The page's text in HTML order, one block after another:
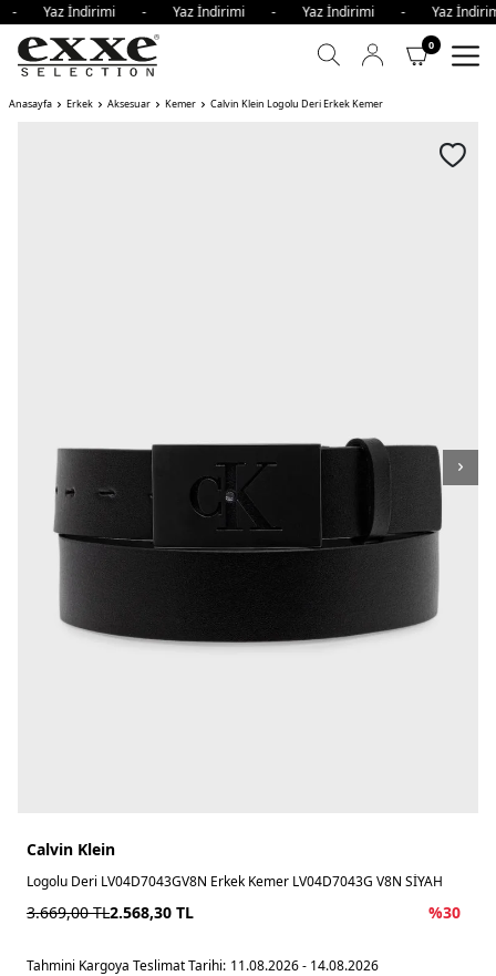
- Yaz İndirimi - Yaz İndirimi - Yaz İndirimi - Yaz
0
Anasayfa Erkek Aksesuar Kemer Calvin Klein Logolu Deri Erkek Kemer
Calvin Klein
Logolu Deri LV04D7043GV8N Erkek Kemer LV04D7043G V8N SİYAH
3.669,00TL2.568,30 TL %30
Tahmini Kargoya Teslimat Tarihi: 11.08.2026 - 14.08.2026